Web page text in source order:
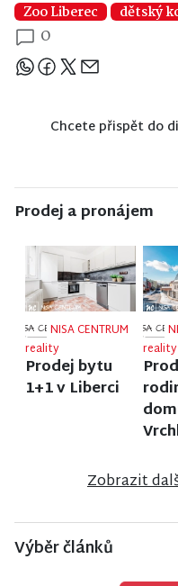
Zoo Liberec dětský
0
Sdílejte článek
Chcete přispět do
Prodej a pronájem
NISA CENTRUM
reality
Prodej bytu
1+1 v Liberci
reality
Zobrazit
Výběr článků